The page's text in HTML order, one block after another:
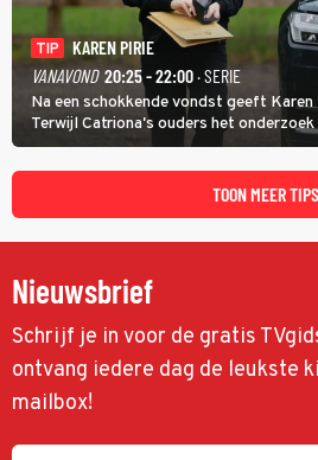
TIP
KAREN PIRIE
VANAVOND 20:25 - 22:00· SERIE
Na een schokkende vondst geeft
Terwijl Catriona's ouders het
speuren naar Adam. In deze
spoor via Frankrijk en Italië naar Malta.
TOON MEER TIPS
Nieuwsbrief
Schrijf je in voor de gratis
ontvang iedere dag de leukste
mailbox!